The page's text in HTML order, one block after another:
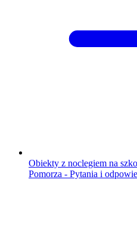
Obiekty z noclegiem na
Pomorza - Pytania i